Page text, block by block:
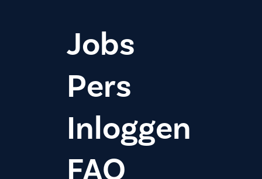
Jobs
Pers
Inloggen
FAQ